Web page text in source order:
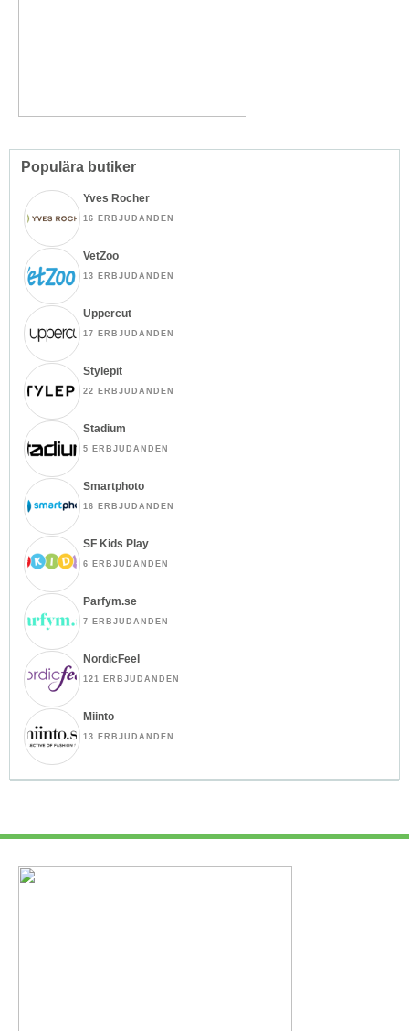
Populära butiker
Yves Rocher
16 ERBJUDANDEN
VetZoo
13 ERBJUDANDEN
Uppercut
17 ERBJUDANDEN
Stylepit
22 ERBJUDANDEN
Stadium
5 ERBJUDANDEN
Smartphoto
16 ERBJUDANDEN
SF Kids Play
6 ERBJUDANDEN
Parfym.se
7 ERBJUDANDEN
NordicFeel
121 ERBJUDANDEN
Miinto
13 ERBJUDANDEN